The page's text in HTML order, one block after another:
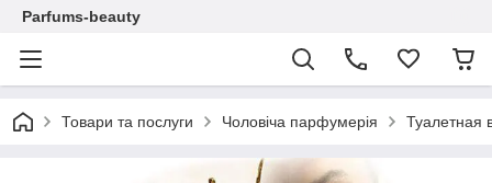
Parfums-beauty
Товари та послуги Чоловіча парфумерія Туалетная